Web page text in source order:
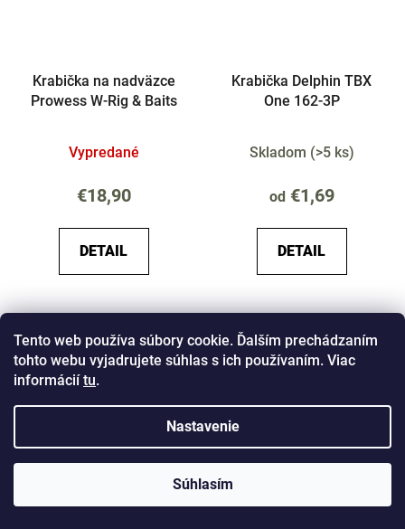
Tento web používa súbory cookie. Ďalším prechádzaním
tohto webu vyjadrujete súhlas s ich používaním. Viac
informáciítu.
Nastavenie
Súhlasím
Krabička na nadväzce
Prowess W-Rig & Baits
Vypredané
€18,90
DETAIL
Krabička Delphin TBX
One 162-3P
Skladom (>5 ks)
od€1,69
DETAIL
Duo 185-5P EVA
dielna